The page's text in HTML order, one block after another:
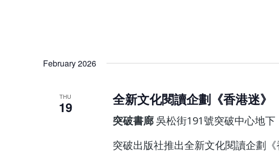
February 2026
THU
19 全新文化閱讀企劃《香港迷》
突破書廊吳松街191號突破中心地下
突破出版社推出全新文化閱讀企劃